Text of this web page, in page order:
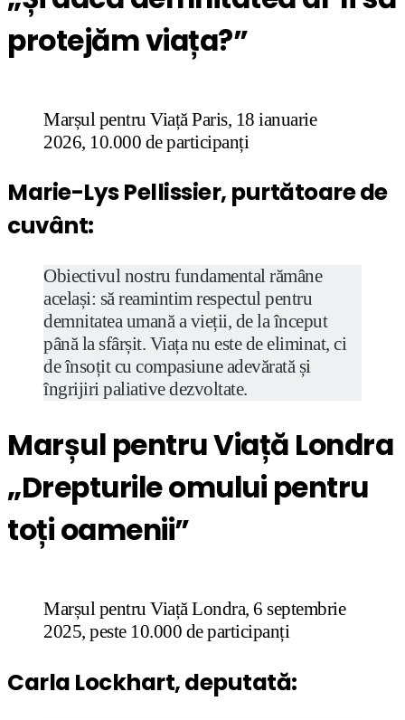
protejăm viața?”
Marșul pentru Viață Paris, 18 ianuarie
2026, 10.000 de participanți
Marie-Lys Pellissier, purtătoare de
cuvânt:
Obiectivul nostru fundamental rămâne
același: să reamintim respectul pentru
demnitatea umană a vieții, de la început
până la sfârșit. Viața nu este de eliminat, ci
de însoțit cu compasiune adevărată și
îngrijiri paliative dezvoltate.
Marșul pentru Viață Londra
„Drepturile omului pentru
toți oamenii”
Marșul pentru Viață Londra, 6 septembrie
2025, peste 10.000 de participanți
Carla Lockhart, deputată: